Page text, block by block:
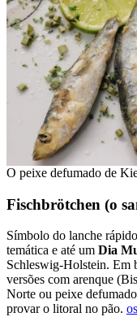
O peixe defumado de
Fischbrötchen (o
Símbolo do lanche
temática e até um Dia
Schleswig-Holstein. Em
versões com arenque
Norte ou peixe
provar o litoral no pão.